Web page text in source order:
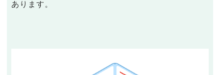
あります。